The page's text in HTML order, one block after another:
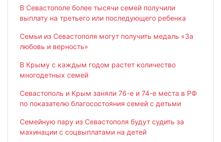
В Севастополе более тысячи семей получили
выплату на третьего или последующего ребенка
Семьи из Севастополя могут получить медаль «За
любовь и верность»
В Крыму с каждым годом растет количество
многодетных семей
Севастополь и Крым заняли 76-е и 74-е места в РФ
по показателю благосостояния семей с детьми
Семейную пару из Севастополя будут судить за
махинации с соцвыплатами на детей